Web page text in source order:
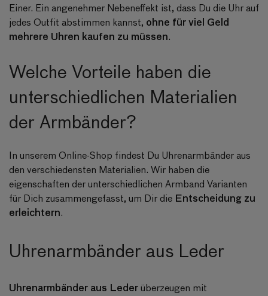
Einer. Ein angenehmer Nebeneffekt ist, dass Du die Uhr auf
jedes Outfit abstimmen kannst, ohne für viel Geld
mehrere Uhren kaufen zu müssen.
Welche Vorteile haben die
unterschiedlichen Materialien
der Armbänder?
In unserem Online-Shop findest Du Uhrenarmbänder aus
den verschiedensten Materialien. Wir haben die
eigenschaften der unterschiedlichen Armband Varianten
für Dich zusammengefasst, um Dir die Entscheidung zu
erleichtern.
Uhrenarmbänder aus Leder
Uhrenarmbänder aus Lederüberzeugen mit